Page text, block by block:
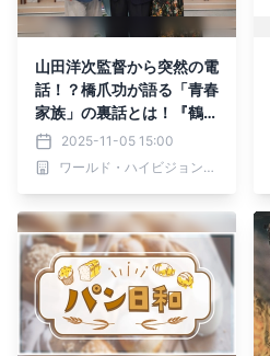
山田洋次監督から突然の電
話！？橋爪功が語る「青春
家族」の裏話とは！『鶴瓶
ちゃんとサワコちゃん～昭
和の大先輩とおかしな２人
～』第53回ゲスト：橋爪
時00分～ BS12 トゥエル
ビで放送
2025-11-05 15:00
ワールド・ハイビジョン・チャンネル株式会社